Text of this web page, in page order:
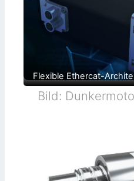
Flexible Ethercat-
Bild: